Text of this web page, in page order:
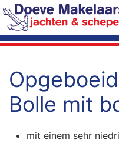
Zum Hauptinhalt
Bolle mit
mit einem sehr